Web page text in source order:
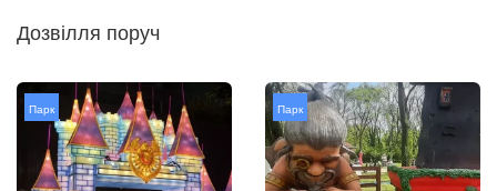
Дозвілля поруч
Парк Парк